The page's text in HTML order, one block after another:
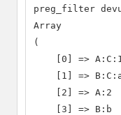
preg_filter
Array
(
[0] =>
[1] =>
    [2] => A:2
    [3] => B:b